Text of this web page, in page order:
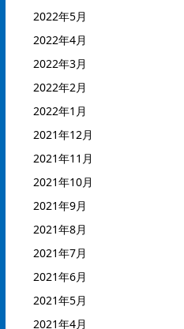
2022年5月
2022年4月
2022年3月
2022年2月
2022年1月
2021年12月
2021年11月
2021年10月
2021年9月
2021年8月
2021年7月
2021年6月
2021年5月
2021年4月